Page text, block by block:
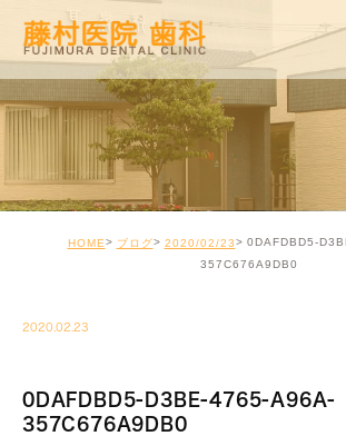
HOME ブログ 2020/02/23
0DAFDBD5-
357C676A9DB0
2020.02.23
0DAFDBD5-D3BE-4765-A96A-
357C676A9DB0